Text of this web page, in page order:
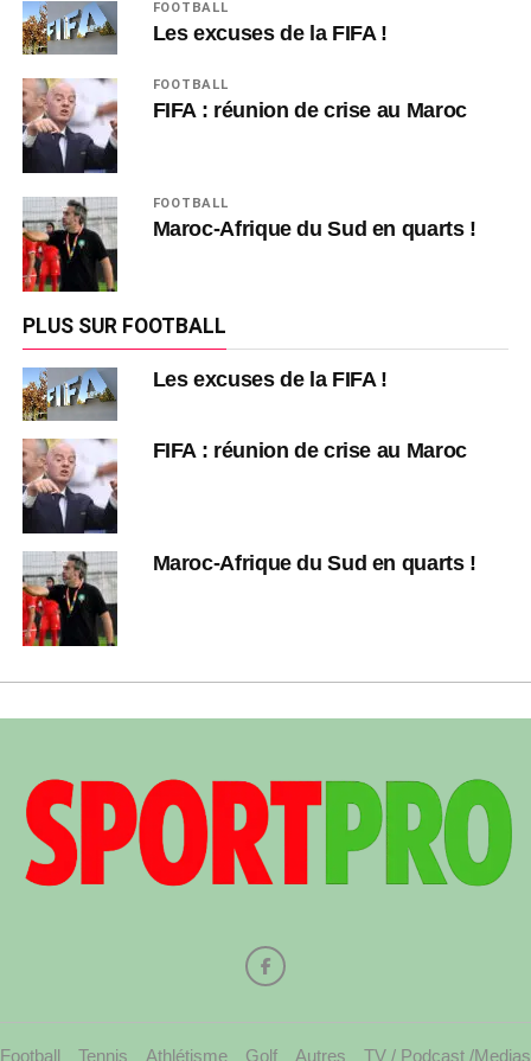
FOOTBALL
Les excuses de la FIFA !
FOOTBALL
FIFA : réunion de crise au Maroc
FOOTBALL
Maroc-Afrique du Sud en quarts !
PLUS SUR FOOTBALL
Les excuses de la FIFA !
FIFA : réunion de crise au Maroc
Maroc-Afrique du Sud en quarts !
Football Tennis Athlétisme Golf Autres TV / Podcast /Medias